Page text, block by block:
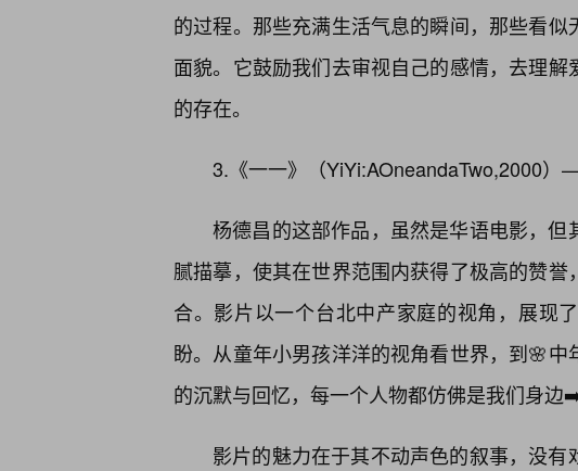
的过程。那些充满生活气息的瞬间，那些看
面貌。它鼓励我们去审视自己的感情，去理
的存在。
3.《一一》（YiYi:AOneandaTwo,2000
杨德昌的这部作品，虽然是华语电影，
腻描摹，使其在世界范围内获得了极高的赞
合。影片以一个台北中产家庭的视角，展现
盼。从童年小男孩洋洋的视角看世界，到🌸
的沉默与回忆，每一个人物都仿佛是我们身边➡️
影片的魅力在于其不动声色的叙事，没